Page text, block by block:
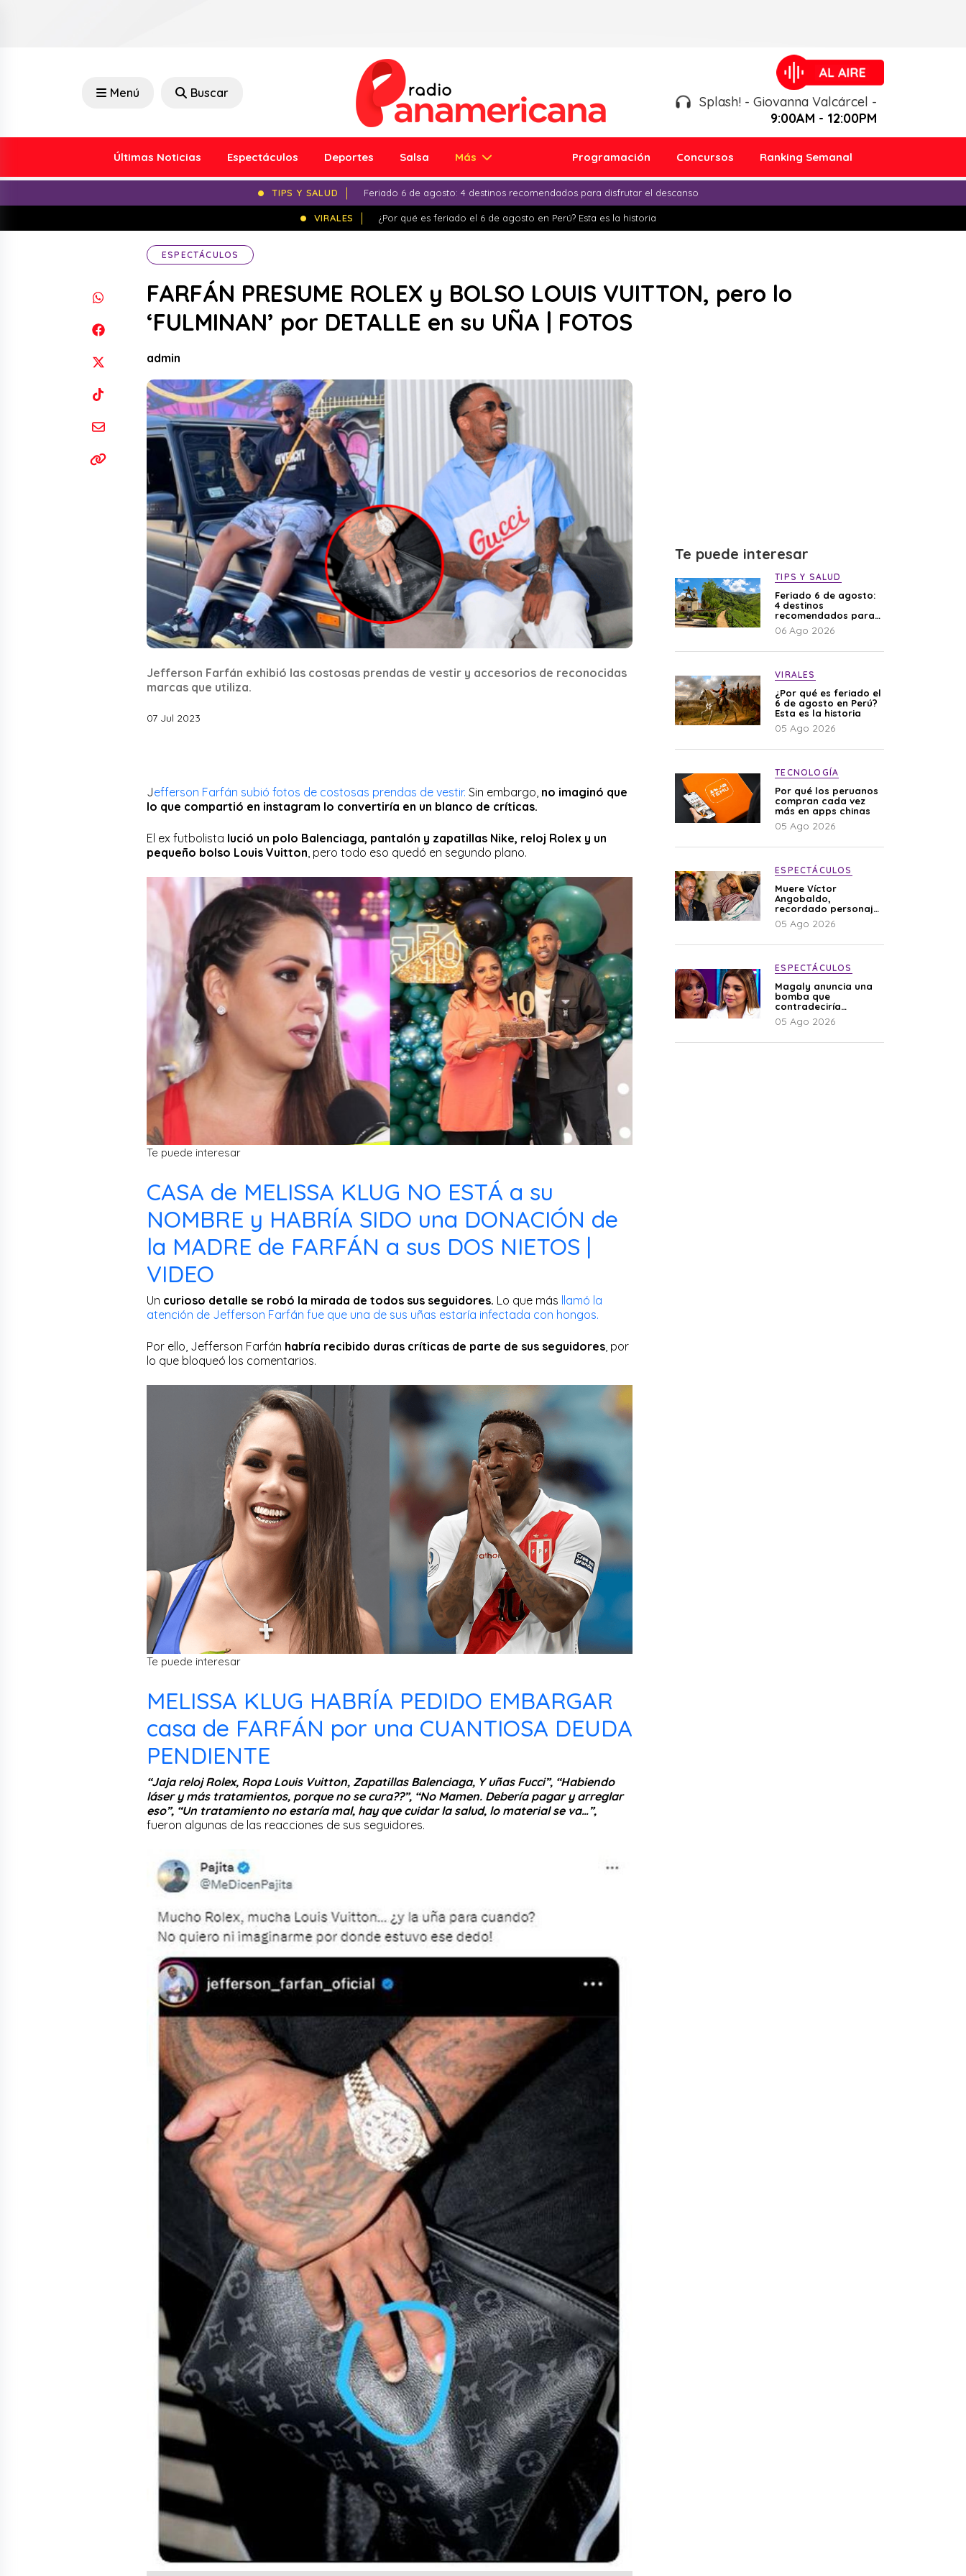
Menú Buscar
Splash! - Giovanna Valcárcel -
9:00AM - 12:00PM
Últimas Noticias Espectáculos Deportes Salsa Más Programación Concursos Ranking Semanal
TIPS Y SALUD Feriado 6 de agosto: 4 destinos recomendados para disfrutar el descanso
VIRALES ¿Por qué es feriado el 6 de agosto en Perú? Esta es la historia
ESPECTÁCULOS
FARFÁN PRESUME ROLEX y BOLSO LOUIS VUITTON, pero lo
‘FULMINAN’ por DETALLE en su UÑA | FOTOS
admin
Jefferson Farfán exhibió las costosas prendas de vestir y accesorios de reconocidas
marcas que utiliza.
07 Jul 2023
Jefferson Farfán subió fotos de costosas prendas de vestir. Sin embargo, no imaginó que
lo que compartió en instagram lo convertiría en un blanco de críticas.
El ex futbolista lució un polo Balenciaga, pantalón y zapatillas Nike, reloj Rolex y un
pequeño bolso Louis Vuitton , pero todo eso quedó en segundo plano.
Te puede interesar
CASA de MELISSA KLUG NO ESTÁ a su
NOMBRE y HABRÍA SIDO una DONACIÓN de
la MADRE de FARFÁN a sus DOS NIETOS |
VIDEO
Un curioso detalle se robó la mirada de todos sus seguidores. Lo que más llamó la
atención de Jefferson Farfán fue que una de sus uñas estaría infectada con hongos.
Por ello, Jefferson Farfán habría recibido duras críticas de parte de sus seguidores, por
lo que bloqueó los comentarios.
Te puede interesar
MELISSA KLUG HABRÍA PEDIDO EMBARGAR
casa de FARFÁN por una CUANTIOSA DEUDA
PENDIENTE
“Jaja reloj Rolex, Ropa Louis Vuitton, Zapatillas Balenciaga, Y uñas Fucci”, “Habiendo
láser y más tratamientos, porque no se cura??”, “No Mamen. Debería pagar y arreglar
eso”, “Un tratamiento no estaría mal, hay que cuidar la salud, lo material se va…”,
fueron algunas de las reacciones de sus seguidores.
Te puede interesar
TIPS Y SALUD
Feriado 6 de agosto:
4 destinos
recomendados para
disfrutar el descanso
06 Ago 2026
VIRALES
¿Por qué es feriado el
6 de agosto en Perú?
Esta es la historia
05 Ago 2026
TECNOLOGÍA
Por qué los peruanos
compran cada vez
más en apps chinas
05 Ago 2026
ESPECTÁCULOS
Muere Víctor
Angobaldo,
recordado personaje
de la farándula y
expareja de Shirley
05 Ago 2026
ESPECTÁCULOS
Magaly anuncia una
bomba que
contradeciría
comunicado de La
Bella Luz: “Hay un
05 Ago 2026